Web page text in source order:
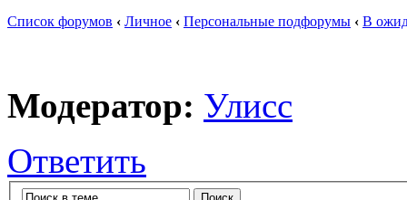
Список форумов ‹ Личное ‹ Персональные подфорумы ‹ В
Модератор: Улисс
Ответить